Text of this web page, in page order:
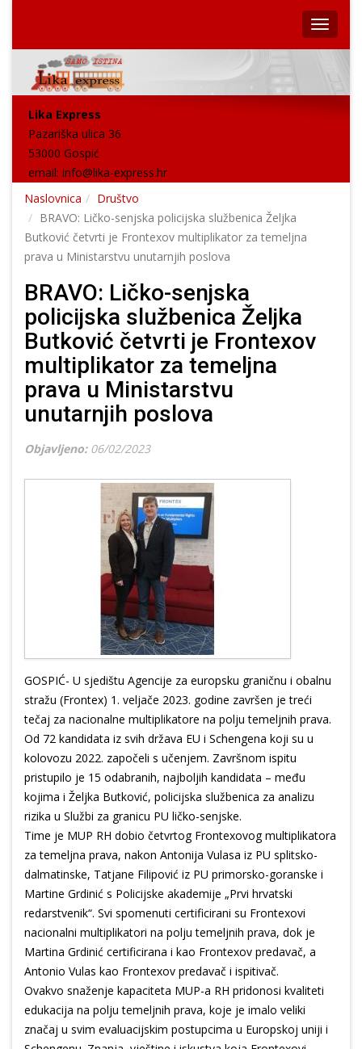
Lika Express
Pazariška ulica 36
53000 Gospić
email: info@lika-express.hr
Naslovnica
Društvo
BRAVO: Ličko-senjska policijska službenica Željka
Butković četvrti je Frontexov multiplikator za temeljna
prava u Ministarstvu unutarnjih poslova
BRAVO: Ličko-senjska
policijska službenica Željka
Butković četvrti je Frontexov
multiplikator za temeljna
prava u Ministarstvu
unutarnjih poslova
Objavljeno: 06/02/2023
GOSPIĆ- U sjedištu Agencije za europsku graničnu i obalnu
stražu (Frontex) 1. veljače 2023. godine završen je treći
tečaj za nacionalne multiplikatore na polju temeljnih prava.
Od 72 kandidata iz svih država EU i Schengena koji su u
kolovozu 2022. započeli s učenjem. Završnom ispitu
pristupilo je 15 odabranih, najboljih kandidata – među
kojima i Željka Butković, policijska službenica za analizu
rizika u Službi za granicu PU ličko-senjske.
Time je MUP RH dobio četvrtog Frontexovog multiplikatora
za temeljna prava, nakon Antonija Vulasa iz PU splitsko-
dalmatinske, Tatjane Filipović iz PU primorsko-goranske i
Martine Grdinić s Policijske akademije „Prvi hrvatski
redarstvenik“. Svi spomenuti certificirani su Frontexovi
nacionalni multiplikatori na polju temeljnih prava, dok je
Martina Grdinić certificirana i kao Frontexov predavač, a
Antonio Vulas kao Frontexov predavač i ispitivač.
Ovakvo snaženje kapaciteta MUP-a RH pridonosi kvaliteti
edukacija na polju temeljnih prava, koje je imalo veliki
značaj u svim evaluacijskim postupcima u Europskoj uniji i